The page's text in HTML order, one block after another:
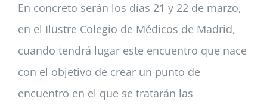
En concreto serán los días 21 y 22 de marzo,
en el Ilustre Colegio de Médicos de Madrid,
cuando tendrá lugar este encuentro que nace
con el objetivo de crear un punto de
encuentro en el que se tratarán las